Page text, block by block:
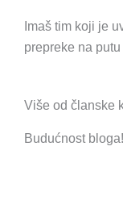
Imaš tim koji je
prepreke na
Više od članske
Budućnost bloga!